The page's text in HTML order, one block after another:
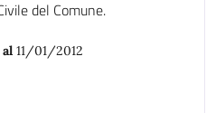
del Comune.
al 11/01/2012